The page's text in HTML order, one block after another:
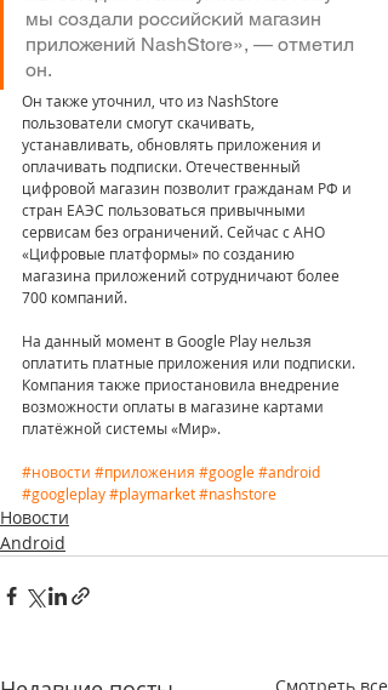
мы создали российский магазин
приложений NashStore», — отметил
он.
Он также уточнил, что из NashStore
пользователи смогут скачивать,
устанавливать, обновлять приложения и
оплачивать подписки. Отечественный
цифровой магазин позволит гражданам РФ и
стран ЕАЭС пользоваться привычными
сервисам без ограничений. Сейчас с АНО
«Цифровые платформы» по созданию
магазина приложений сотрудничают более
700 компаний.
На данный момент в Google Play нельзя
оплатить платные приложения или подписки.
Компания также приостановила внедрение
возможности оплаты в магазине картами
платёжной системы «Мир».
#новости #приложения #google#android
#googleplay#playmarket#nashstore
Новости
Android
Смотреть все